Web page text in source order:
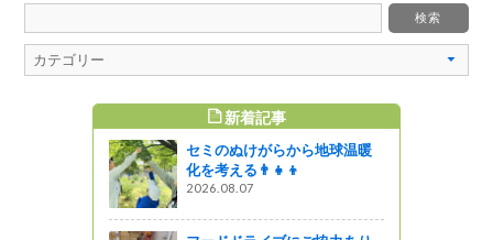
新着記事
セミのぬけがらから地球温暖
化を考える👨‍👧‍👦
2026.08.07